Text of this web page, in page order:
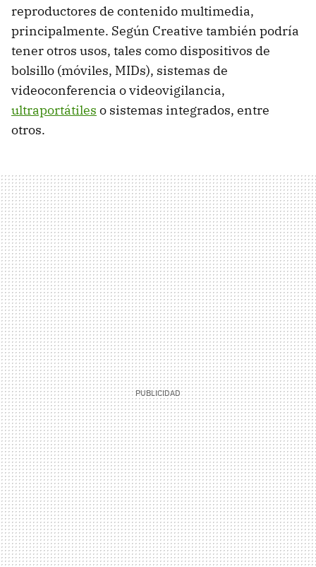
reproductores de contenido multimedia,
principalmente. Según Creative también podría
tener otros usos, tales como dispositivos de
bolsillo (móviles, MIDs), sistemas de
videoconferencia o videovigilancia,
ultraportátiles o sistemas integrados, entre
otros.